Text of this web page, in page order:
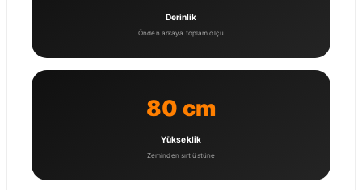
Derinlik
Önden arkaya toplam ölçü
80 cm
Yükseklik
Zeminden sırt üstüne